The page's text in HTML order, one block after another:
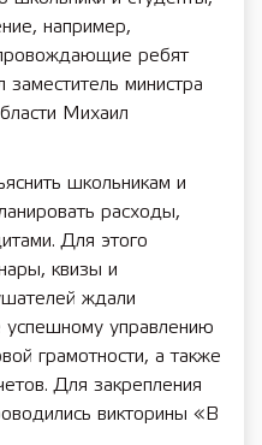
например,
ребят
министра
Михаил
школьникам и
расходы,
Для этого
квизы и
ждали
успешному управлению
грамотности, а также
Для закрепления
викторины «В